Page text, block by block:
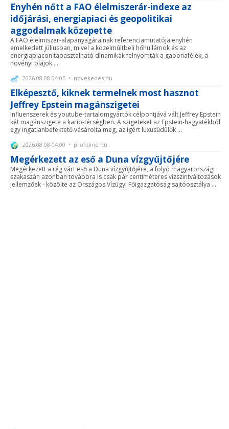
Enyhén nőtt a FAO élelmiszerár-indexe az
időjárási, energiapiaci és geopolitikai
aggodalmak közepette
A FAO élelmiszer-alapanyagárainak referenciamutatója enyhén
emelkedett júliusban, mivel a közelmúltbeli hőhullámok és az
energiapiacon tapasztalható dinamikák felnyomták a gabonafélék, a
növényi olajok ...
2026.08.08 04:05 • novekedes.hu
Elképesztő, kiknek termelnek most hasznot
Jeffrey Epstein magánszigetei
Influenszerek és youtube-tartalomgyártók célpontjává vált Jeffrey Epstein
két magánszigete a karib-térségben. A szigeteket az Epstein-hagyatékból
egy ingatlanbefektető vásárolta meg, az ígért luxusüdülők ...
2026.08.08 04:00 • profitline.hu
Megérkezett az eső a Duna vízgyűjtőjére
Megérkezett a rég várt eső a Duna vízgyűjtőjére, a folyó magyarországi
szakaszán azonban továbbra is csak pár centiméteres vízszintváltozások
jellemzőek - közölte az Országos Vízügyi Főigazgatóság sajtóosztálya ...